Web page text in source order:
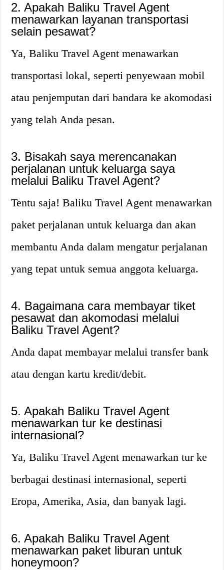
2. Apakah Baliku Travel Agent
menawarkan layanan transportasi
selain pesawat?
Ya, Baliku Travel Agent menawarkan
transportasi lokal, seperti penyewaan mobil
atau penjemputan dari bandara ke akomodasi
yang telah Anda pesan.
3. Bisakah saya merencanakan
perjalanan untuk keluarga saya
melalui Baliku Travel Agent?
Tentu saja! Baliku Travel Agent menawarkan
paket perjalanan untuk keluarga dan akan
membantu Anda dalam mengatur perjalanan
yang tepat untuk semua anggota keluarga.
4. Bagaimana cara membayar tiket
pesawat dan akomodasi melalui
Baliku Travel Agent?
Anda dapat membayar melalui transfer bank
atau dengan kartu kredit/debit.
5. Apakah Baliku Travel Agent
menawarkan tur ke destinasi
internasional?
Ya, Baliku Travel Agent menawarkan tur ke
berbagai destinasi internasional, seperti
Eropa, Amerika, Asia, dan banyak lagi.
6. Apakah Baliku Travel Agent
menawarkan paket liburan untuk
honeymoon?